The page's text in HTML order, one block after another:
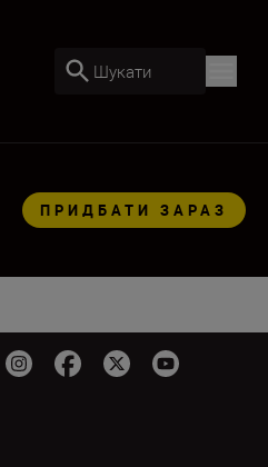
Шукати
ПРИДБАТИ ЗАРАЗ